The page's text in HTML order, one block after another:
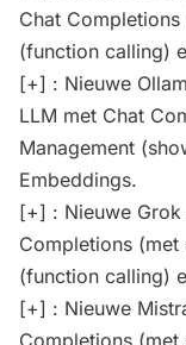
Chat
(function calling)
[+] : Nieuwe
LLM met Chat
Management
Embeddings.
[+] : Nieuwe Grok
Completions
(function calling)
[+] : Nieuwe
Completions (met